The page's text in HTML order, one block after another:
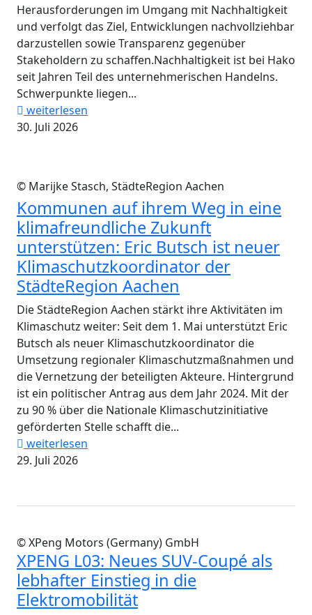
Herausforderungen im Umgang mit Nachhaltigkeit
und verfolgt das Ziel, Entwicklungen nachvollziehbar
darzustellen sowie Transparenz gegenüber
Stakeholdern zu schaffen.Nachhaltigkeit ist bei Hako
seit Jahren Teil des unternehmerischen Handelns.
Schwerpunkte liegen...
weiterlesen
30. Juli 2026
© Marijke Stasch, StädteRegion Aachen
Kommunen auf ihrem Weg in eine
klimafreundliche Zukunft
unterstützen: Eric Butsch ist neuer
Klimaschutzkoordinator der
StädteRegion Aachen
Die StädteRegion Aachen stärkt ihre Aktivitäten im
Klimaschutz weiter: Seit dem 1. Mai unterstützt Eric
Butsch als neuer Klimaschutzkoordinator die
Umsetzung regionaler Klimaschutzmaßnahmen und
die Vernetzung der beteiligten Akteure. Hintergrund
ist ein politischer Antrag aus dem Jahr 2024. Mit der
zu 90 % über die Nationale Klimaschutzinitiative
geförderten Stelle schafft die...
weiterlesen
29. Juli 2026
© XPeng Motors (Germany) GmbH
XPENG L03: Neues SUV-Coupé als
lebhafter Einstieg in die
Elektromobilität